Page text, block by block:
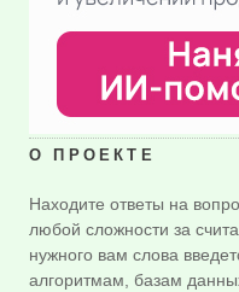
О ПРОЕКТЕ
Находите ответы на
любой сложности за
нужного вам слова
алгоритмам, базам